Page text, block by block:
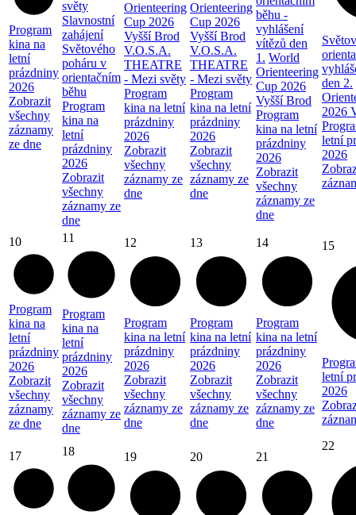
Program
kina na
letní
prázdniny
2026
Zobrazit
všechny
záznamy
ze dne
světy
Slavnostní
zahájení
Světového
poháru v
orientačním
běhu
Program
kina na
letní
prázdniny
2026
Zobrazit
všechny
záznamy ze
dne
Orienteering
Cup 2026
Vyšší Brod
V.O.S.A.
THEATRE
- Mezi světy
Program
kina na letní
prázdniny
2026
Zobrazit
všechny
záznamy ze
dne
Orienteering
Cup 2026
Vyšší Brod
V.O.S.A.
THEATRE
- Mezi světy
Program
kina na letní
prázdniny
2026
Zobrazit
všechny
záznamy ze
dne
běhu -
vyhlášení
vítězů den
1. World
Orienteering
Cup 2026
Vyšší Brod
Program
kina na letní
prázdniny
2026
Zobrazit
všechny
záznamy ze
dne
den 2.
2026
letní
2026
10
Program
kina na
letní
prázdniny
2026
Zobrazit
všechny
záznamy
ze dne
11
Program
kina na
letní
prázdniny
2026
Zobrazit
všechny
záznamy ze
dne
12
Program
kina na letní
prázdniny
2026
Zobrazit
všechny
záznamy ze
dne
13
Program
kina na letní
prázdniny
2026
Zobrazit
všechny
záznamy ze
dne
14
Program
kina na letní
prázdniny
2026
Zobrazit
všechny
záznamy ze
dne
15
letní
2026
17 18 19 20 21
22